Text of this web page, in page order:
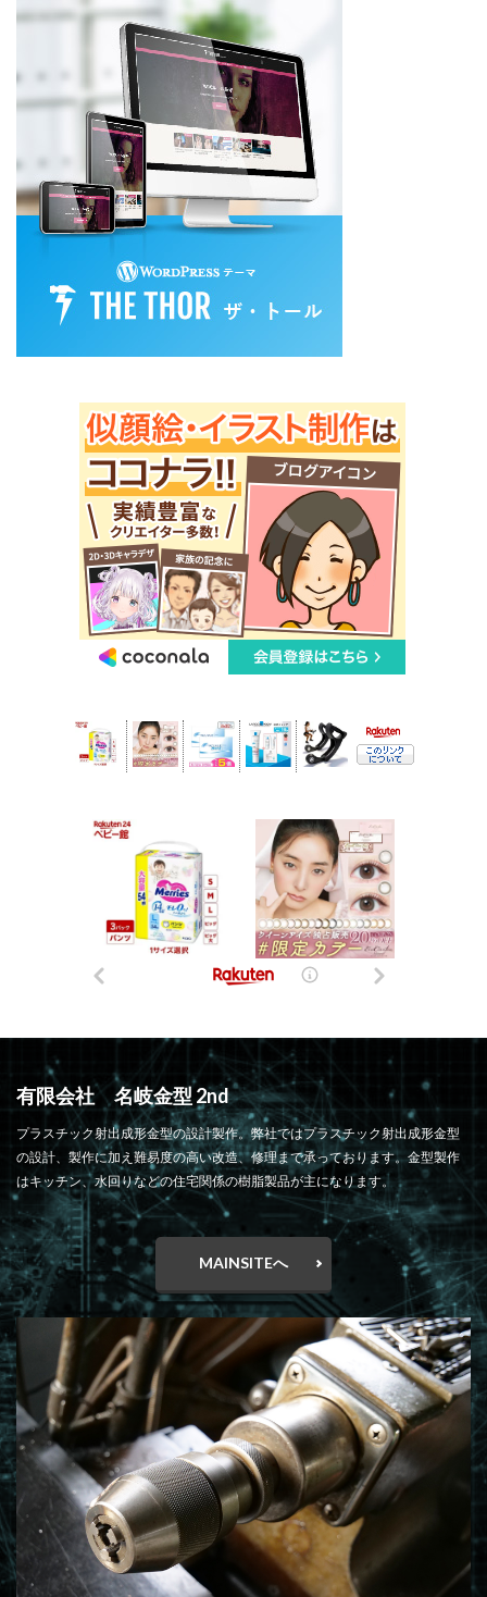
有限会社 名岐金型 2nd
プラスチック射出成形金型の設計製作。弊社ではプラスチック射出成形金型
の設計、製作に加え難易度の高い改造、修理まで承っております。金型製作
はキッチン、水回りなどの住宅関係の樹脂製品が主になります。
MAINSITEへ